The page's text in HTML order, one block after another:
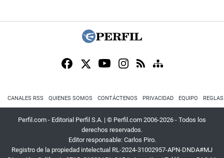
CANALES RSS QUIENES SOMOS CONTÁCTENOS PRIVACIDAD EQUIPO
Perfil.com - Editorial Perfil S.A. | © Perfil.com 2006-2026 - Todos los
derechos reservados.
Editor responsable: Carlos Piro.
Registro de la propiedad intelectual RL-2024-31002957-APN-DNDA#MJ